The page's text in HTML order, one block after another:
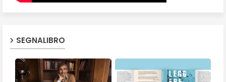
SEGNALIBRO